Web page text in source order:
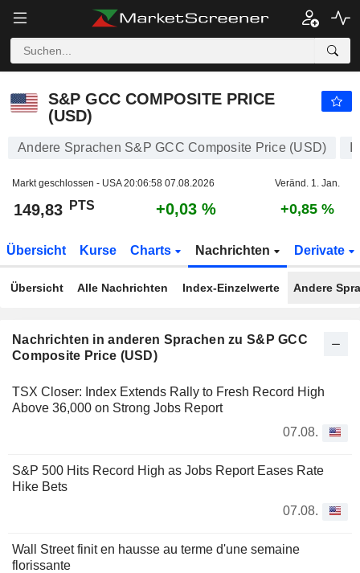
S&P GCC COMPOSITE PRICE
(USD)
Andere Sprachen S&P GCC Composite Price (USD)
Markt geschlossen - USA20:06:58 07.08.2026 Veränd. 1. Jan.
149,83 PTS +0,03 % +0,85 %
Übersicht Kurse Charts Nachrichten Derivate
Übersicht Alle Nachrichten Index-Einzelwerte Andere
Nachrichten in anderen Sprachen zu S&P GCC
Composite Price (USD)
TSX Closer: Index Extends Rally to Fresh Record High
Above 36,000 on Strong Jobs Report
07.08.
S&P 500 Hits Record High as Jobs Report Eases Rate
Hike Bets
07.08.
Wall Street finit en hausse au terme d'une semaine
florissante